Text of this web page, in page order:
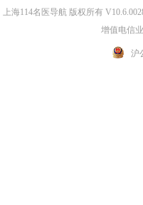
上海114名医导航 版权所有
增值电信
沪